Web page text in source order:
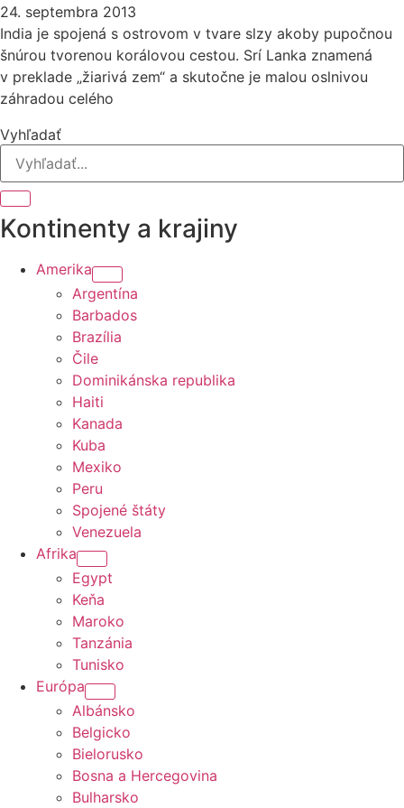
24. septembra 2013
India je spojená s ostrovom v tvare slzy akoby pupočnou
šnúrou tvorenou korálovou cestou. Srí Lanka znamená
v preklade „žiarivá zem“ a skutočne je malou oslnivou
záhradou celého
Vyhľadať
Kontinenty a krajiny
Amerika
Argentína
Barbados
Brazília
Čile
Dominikánska republika
Haiti
Kanada
Kuba
Mexiko
Peru
Spojené štáty
Venezuela
Afrika
Egypt
Keňa
Maroko
Tanzánia
Tunisko
Európa
Albánsko
Belgicko
Bielorusko
Bosna a Hercegovina
Bulharsko